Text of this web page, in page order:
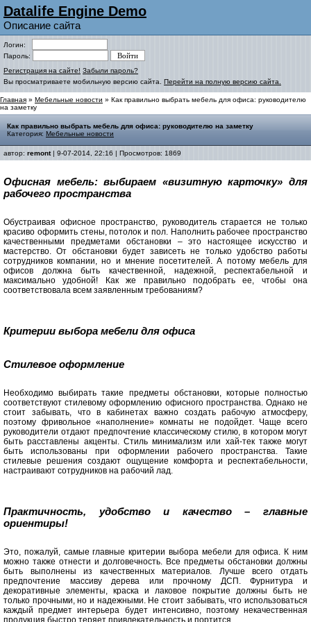
Datalife Engine Demo
Описание сайта
Логин:
Пароль:
Регистрация на сайте! Забыли пароль?
Вы просматриваете мобильную версию сайта. Перейти на полную версию сайта.
Главная » Мебельные новости » Как правильно выбрать мебель для офиса: руководителю
на заметку
Как правильно выбрать мебель для офиса: руководителю на заметку
Категория: Мебельные новости
автор: remont| 9-07-2014, 22:16 | Просмотров: 1869
Офисная мебель: выбираем «визитную карточку» для
рабочего пространства
Обустраивая офисное пространство, руководитель старается не только
красиво оформить стены, потолок и пол. Наполнить рабочее пространство
качественными предметами обстановки – это настоящее искусство и
мастерство. От обстановки будет зависеть не только удобство работы
сотрудников компании, но и мнение посетителей. А потому мебель для
офисов должна быть качественной, надежной, респектабельной и
максимально удобной! Как же правильно подобрать ее, чтобы она
соответствовала всем заявленным требованиям?
Критерии выбора мебели для офиса
Стилевое оформление
Необходимо выбирать такие предметы обстановки, которые полностью
соответствуют стилевому оформлению офисного пространства. Однако не
стоит забывать, что в кабинетах важно создать рабочую атмосферу,
поэтому фривольное «наполнение» комнаты не подойдет. Чаще всего
руководители отдают предпочтение классическому стилю, в котором могут
быть расставлены акценты. Стиль минимализм или хай-тек также могут
быть использованы при оформлении рабочего пространства. Такие
стилевые решения создают ощущение комфорта и респектабельности,
настраивают сотрудников на рабочий лад.
Практичность, удобство и качество – главные
ориентиры!
Это, пожалуй, самые главные критерии выбора мебели для офиса. К ним
можно также отнести и долговечность. Все предметы обстановки должны
быть выполнены из качественных материалов. Лучше всего отдать
предпочтение массиву дерева или прочному ДСП. Фурнитура и
декоративные элементы, краска и лаковое покрытие должны быть не
только прочными, но и надежными. Не стоит забывать, что использоваться
каждый предмет интерьера будет интенсивно, поэтому некачественная
продукция быстро теряет привлекательность и портится.